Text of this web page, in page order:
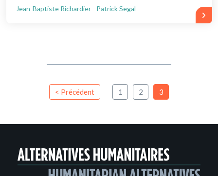
Jean-Baptiste Richardier - Patrick Segal
< Précédent 1 2 3